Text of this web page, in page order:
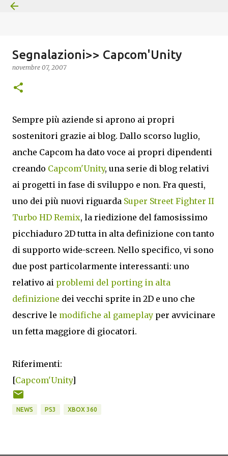
Segnalazioni>> Capcom'Unity
novembre 07, 2007
Sempre più aziende si aprono ai propri
sostenitori grazie ai blog. Dallo scorso luglio,
anche Capcom ha dato voce ai propri dipendenti
creando Capcom'Unity, una serie di blog relativi
ai progetti in fase di sviluppo e non. Fra questi,
uno dei più nuovi riguarda Super Street Fighter II
Turbo HD Remix, la riedizione del famosissimo
picchiaduro 2D tutta in alta definizione con tanto
di supporto wide-screen. Nello specifico, vi sono
due post particolarmente interessanti: uno
relativo ai problemi del porting in alta
definizione dei vecchi sprite in 2D e uno che
descrive le modifiche al gameplay per avvicinare
un fetta maggiore di giocatori.
Riferimenti:
[Capcom'Unity]
NEWS PS3 XBOX 360